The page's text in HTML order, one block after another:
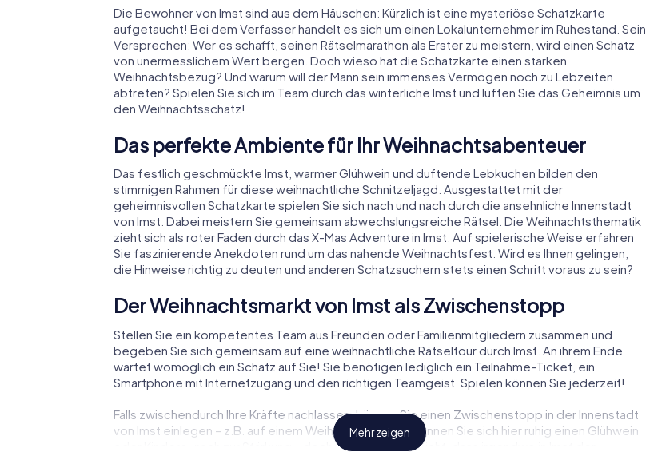
Die Bewohner von Imst sind aus dem Häuschen: Kürzlich ist eine mysteriöse Schatzkarte
aufgetaucht! Bei dem Verfasser handelt es sich um einen Lokalunternehmer im Ruhestand. Sein
Versprechen: Wer es schafft, seinen Rätselmarathon als Erster zu meistern, wird einen Schatz
von unermesslichem Wert bergen. Doch wieso hat die Schatzkarte einen starken
Weihnachtsbezug? Und warum will der Mann sein immenses Vermögen noch zu Lebzeiten
abtreten? Spielen Sie sich im Team durch das winterliche Imst und lüften Sie das Geheimnis um
den Weihnachtsschatz!
Das perfekte Ambiente für Ihr Weihnachtsabenteuer
Das festlich geschmückte Imst, warmer Glühwein und duftende Lebkuchen bilden den
stimmigen Rahmen für diese weihnachtliche Schnitzeljagd. Ausgestattet mit der
geheimnisvollen Schatzkarte spielen Sie sich nach und nach durch die ansehnliche Innenstadt
von Imst. Dabei meistern Sie gemeinsam abwechslungsreiche Rätsel. Die Weihnachtsthematik
zieht sich als roter Faden durch das X-Mas Adventure in Imst. Auf spielerische Weise erfahren
Sie faszinierende Anekdoten rund um das nahende Weihnachtsfest. Wird es Ihnen gelingen,
die Hinweise richtig zu deuten und anderen Schatzsuchern stets einen Schritt voraus zu sein?
Der Weihnachtsmarkt von Imst als Zwischenstopp
Stellen Sie ein kompetentes Team aus Freunden oder Familienmitgliedern zusammen und
begeben Sie sich gemeinsam auf eine weihnachtliche Rätseltour durch Imst. An ihrem Ende
wartet womöglich ein Schatz auf Sie! Sie benötigen lediglich ein Teilnahme-Ticket, ein
Smartphone mit Internetzugang und den richtigen Teamgeist. Spielen können Sie jederzeit!
Falls zwischendurch Ihre Kräfte nachlassen, können Sie einen Zwischenstopp in der Innenstadt
von Imst einlegen – z.B. auf einem Weihnachtsmarkt! Gönnen Sie sich hier ruhig einen Glühwein
oder Kinderpunsch zur Stärkung – doch vergessen Sie nicht, dass irgendwo in Imst der
Mehr zeigen